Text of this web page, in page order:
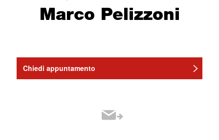
Marco Pelizzoni
Chiedi appuntamento